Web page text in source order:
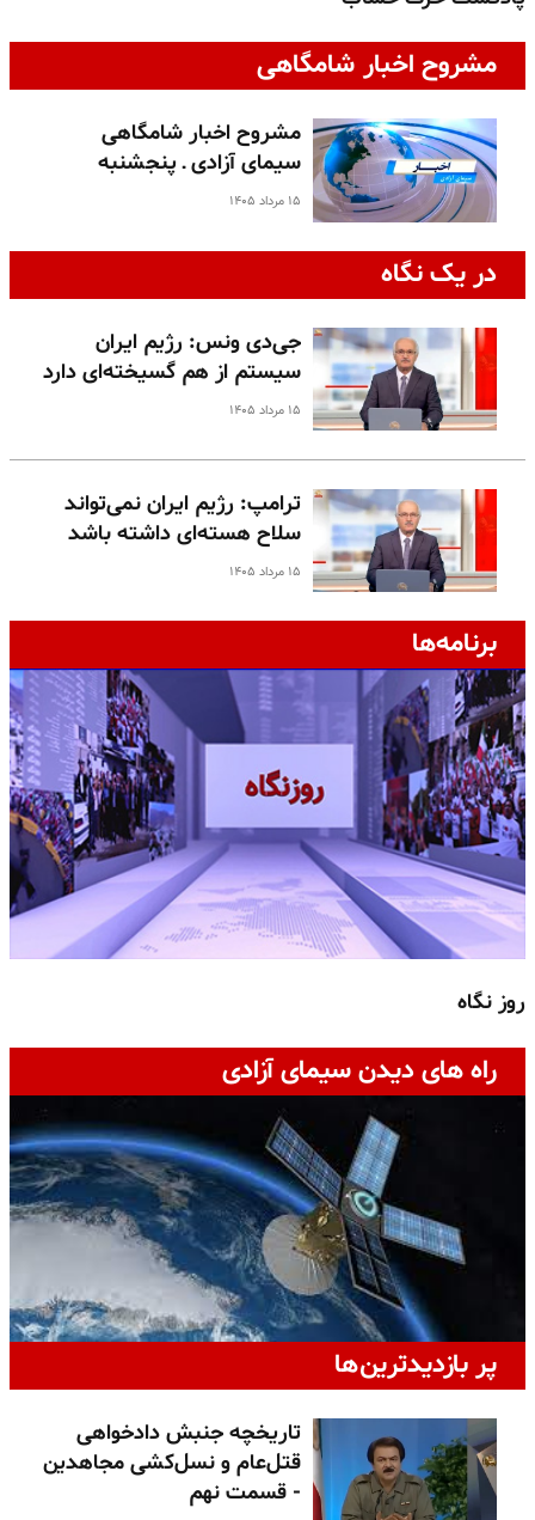
مشروح اخبار شامگاهی
مشروح اخبار شامگاهی
سیمای آزادی ـ پنجشنبه
۱۵ مرداد ۱۴۰۵
در یک نگاه
جی‌دی ونس: رژیم ایران
سیستم از هم گسیخته‌ای دارد
۱۵ مرداد ۱۴۰۵
ترامپ: رژیم ایران نمی‌تواند
سلاح هسته‌ای داشته باشد
۱۵ مرداد ۱۴۰۵
برنامه‌ها
روز نگاه
راه های دیدن سیمای آزادی
پر بازدیدترین‌ها
تاریخچه جنبش دادخواهی
قتل‌عام و نسل‌کشی مجاهدین
- قسمت نهم